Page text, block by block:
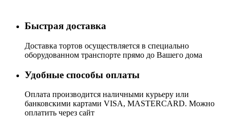
Быстрая доставка
Доставка тортов осуществляется в специально
оборудованном транспорте прямо до Вашего дома
Удобные способы оплаты
Оплата производится наличными курьеру или
банковскими картами VISA, MASTERCARD. Можно
оплатить через сайт